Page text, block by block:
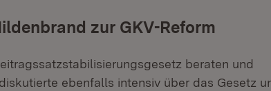
zur GKV-Reform
beraten und
ebenfalls intensiv über das Gesetz